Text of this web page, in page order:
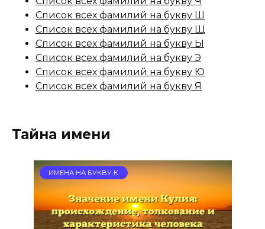
Список всех фамилий на букву Ш
Список всех фамилий на букву Щ
Список всех фамилий на букву Ы
Список всех фамилий на букву Э
Список всех фамилий на букву Ю
Список всех фамилий на букву Я
Тайна имени
ИМЕНА НА БУКВУ К